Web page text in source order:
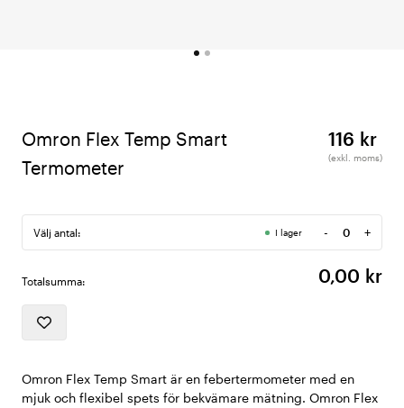
Omron Flex Temp Smart
Termometer
116 kr
(exkl. moms)
Välj antal: I lager -
Antal
+
Totalsumma: 0,00 kr
Omron Flex Temp Smart är en febertermometer med en
mjuk och flexibel spets för bekvämare mätning. Omron Flex